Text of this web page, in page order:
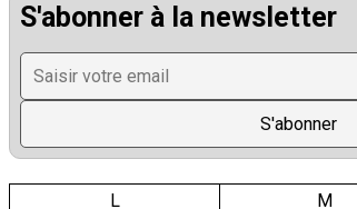
S'abonner à la newsletter
L
M